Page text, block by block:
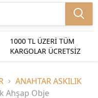
1000 TL ÜZERİ TÜM
KARGOLAR ÜCRETSİZ
ANAHTAR ASKILIK
Ahşap Obje